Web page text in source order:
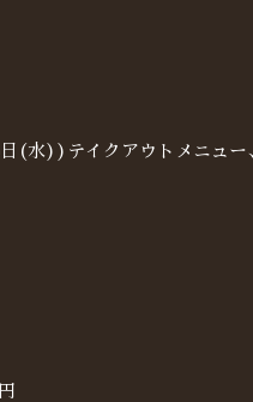
(水))テイクアウトメニュ